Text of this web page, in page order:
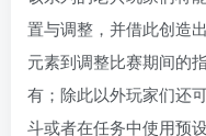
置与调整，并借此创造
元素到调整比赛期间的
有；除此以外玩家们还
斗或者在任务中使用预